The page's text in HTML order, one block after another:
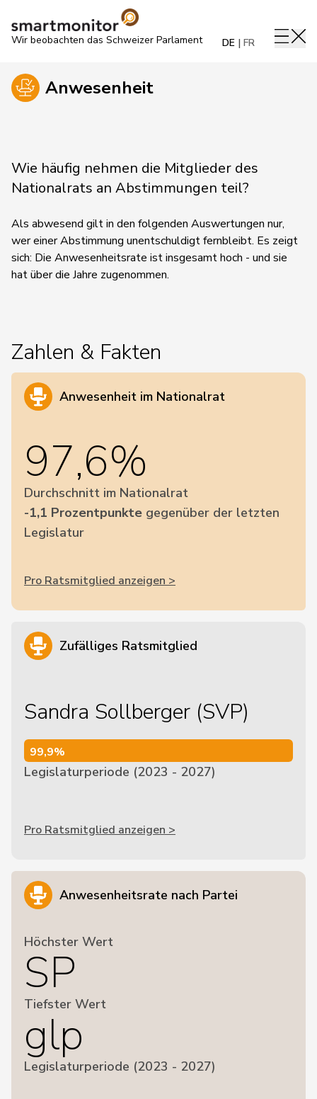
Wir beobachten das Schweizer Parlament DE FR
Anwesenheit
Wie häufig nehmen die Mitglieder des
Nationalrats an Abstimmungen teil?
Als abwesend gilt in den folgenden Auswertungen nur,
wer einer Abstimmung unentschuldigt fernbleibt. Es zeigt
sich: Die Anwesenheitsrate ist insgesamt hoch - und sie
hat über die Jahre zugenommen.
Zahlen & Fakten
Anwesenheit im Nationalrat
97,6%
Durchschnitt im Nationalrat
-1,1 Prozentpunkte gegenüber der letzten
Legislatur
Pro Ratsmitglied anzeigen >
Zufälliges Ratsmitglied
Sandra Sollberger (SVP)
99,9%
99,9%
Legislaturperiode (2023 - 2027)
Pro Ratsmitglied anzeigen >
Anwesenheitsrate nach Partei
Höchster Wert
SP
Tiefster Wert
glp
Legislaturperiode (2023 - 2027)